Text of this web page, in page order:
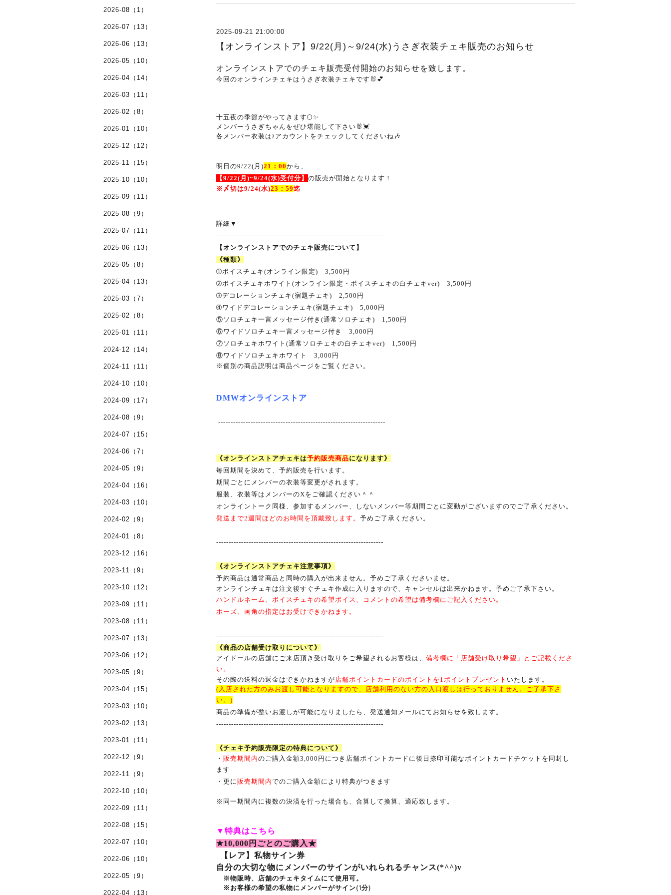
2025-09-21 21:00:00
【オンラインストア】9/22(月)～9/24(水)うさぎ衣装チェキ販売のお知らせ
オンラインストアでのチェキ販売受付開始のお知らせを致します。
今回のオンラインチェキはうさぎ衣装チェキです🐰💕
十五夜の季節がやってきます🌕✨
メンバーうさぎちゃんをぜひ堪能して下さい🐰💓
各メンバー衣装はXアカウントをチェックしてくださいね🎶
明日の9/22(月 )21 ： 00から、
【9/22(月 )~9/24(水)受付分】 の販売が開始となります！
※ 〆切は9/24(水)23 ：59迄
詳細 ▼
-------------------------------------------------------------------
【オンラインストアでのチェキ販売について】
《種類》
➀ボイスチェキ(オンライン限定) 3,500 円
➁ボイスチェキホワイト (オンライン限定・ボイスチェキの白チェキver) 3,500 円
➂デコレーションチェキ(宿題チェキ) 2,500 円
➃ワイドデコレーションチェキ(宿題チェキ) 5,000 円
⑤ ソロチェキ一言メッセージ付き (通常ソロチェキ) 1,500 円
⑥ワイドソロチェキ一言メッセージ付き 3,000 円
⑦ ソロチェキホワイト (通常ソロチェキの白チェキver) 1,500 円
⑧ワイドソロチェキホワイト 3,000 円
※ 個別の商品説明は商品ページをご覧ください。
DMWオンラインストア
-------------------------------------------------------------------
《オンラインストアチェキは予約販売商品になります》
毎回期間を決めて、予約販売を行います。
期間ごとにメンバーの衣装等変更がされます。
服装、衣装等はメンバーのXをご確認ください＾＾
オンライントーク同様、参加するメンバー、しないメンバー等期間ごとに変動がございますのでご了承ください。
発送まで2週間ほどのお時間を頂戴致します。 予めご了承ください。
-------------------------------------------------------------------
《オンラインストアチェキ注意事項》
予約商品は通常商品と同時の購入が出来ません。予めご了承くださいませ。
オンラインチェキは注文後すぐチェキ作成に入りますので、キャンセルは出来かねます。予めご了承下さい。
ハンドルネーム、ボイスチェキの希望ボイス、コメントの希望は備考欄にご記入ください。
ポーズ、画角の指定はお受けできかねます。
-------------------------------------------------------------------
《商品の店舗受け取りについて》
アイドールの店舗にご来店頂き受け取りをご希望されるお客様は、 備考欄に「店舗受け取り希望」とご記載くださ
い。
その際の送料の返金はできかねますが店舗ポイントカードのポイントを 1ポイントプレゼント いたします。
(入店された方のみお渡し可能となりますので、店舗利用のない方の入口渡しは行っておりません。ご了承下さ
い。)
商品の準備が整いお渡しが可能になりましたら、発送通知メールにてお知らせを致します。
-------------------------------------------------------------------
《チェキ予約販売限定の特典について》
・ 販売期間内のご購入金額3,000 円につき店舗ポイントカードに後日捺印可能なポイントカードチケットを同封し
ます
・更に販売期間内でのご購入金額により特典がつきます
※ 同一期間内に複数の決済を行った場合も、合算して換算、適応致します。
▼ 特典はこちら
★10,000 円ごとのご購入★
【レア】 私物サイン券
自分の大切な物にメンバーのサインがいれられるチャンス(*^^)v
※物販時、店舗のチェキタイムにて使用可。
※お客様の希望の私物にメンバーがサイン(1分)
2026-08（1）
2026-07（13）
2026-06（13）
2026-05（10）
2026-04（14）
2026-03（11）
2026-02（8）
2026-01（10）
2025-12（12）
2025-11（15）
2025-10（10）
2025-09（11）
2025-08（9）
2025-07（11）
2025-06（13）
2025-05（8）
2025-04（13）
2025-03（7）
2025-02（8）
2025-01（11）
2024-12（14）
2024-11（11）
2024-10（10）
2024-09（17）
2024-08（9）
2024-07（15）
2024-06（7）
2024-05（9）
2024-04（16）
2024-03（10）
2024-02（9）
2024-01（8）
2023-12（16）
2023-11（9）
2023-10（12）
2023-09（11）
2023-08（11）
2023-07（13）
2023-06（12）
2023-05（9）
2023-04（15）
2023-03（10）
2023-02（13）
2023-01（11）
2022-12（9）
2022-11（9）
2022-10（10）
2022-09（11）
2022-08（15）
2022-07（10）
2022-06（10）
2022-05（9）
2022-04（13）